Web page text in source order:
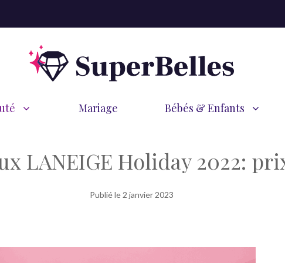
Mariage Bébés & Enfants
LANEIGE Holiday 2022:
Publié le 2 janvier 2023